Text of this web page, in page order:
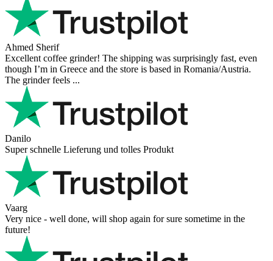
Ahmed Sherif
Excellent coffee grinder! The shipping was surprisingly fast, even
though I’m in Greece and the store is based in Romania/Austria.
The grinder feels ...
Danilo
Super schnelle Lieferung und tolles Produkt
Vaarg
Very nice - well done, will shop again for sure sometime in the
future!